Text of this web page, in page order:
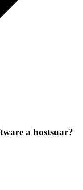
a hostsuar?